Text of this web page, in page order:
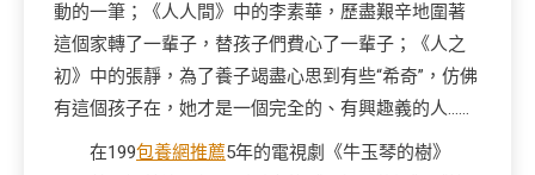
動的一筆；《人人間》中的李素華，歷盡艱辛地圍著
這個家轉了一輩子，替孩子們費心了一輩子；《人之
初》中的張靜，為了養子竭盡心思到有些“希奇”，仿佛
有這個孩子在，她才是一個完全的、有興趣義的人……
在199包養網推薦5年的電視劇《牛玉琴的樹》